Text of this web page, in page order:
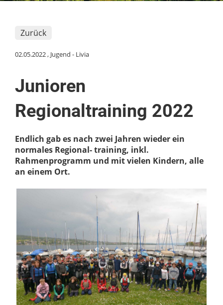
Zurück
02.05.2022, Jugend - Livia
Junioren
Regionaltraining 2022
Endlich gab es nach zwei Jahren wieder ein
normales Regional- training, inkl.
Rahmenprogramm und mit vielen Kindern, alle
an einem Ort.